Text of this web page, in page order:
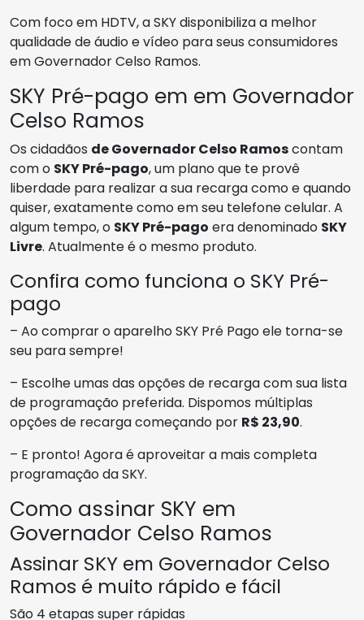
Com foco em HDTV, a SKY disponibiliza a melhor
qualidade de áudio e vídeo para seus consumidores
em Governador Celso Ramos.
SKY Pré-pago em em Governador
Celso Ramos
Os cidadãos de Governador Celso Ramoscontam
com o SKY Pré-pago, um plano que te provê
liberdade para realizar a sua recarga como e quando
quiser, exatamente como em seu telefone celular. A
algum tempo, o SKY Pré-pago era denominado SKY
Livre. Atualmente é o mesmo produto.
Confira como funciona o SKY Pré-
pago
– Ao comprar o aparelho SKY Pré Pago ele torna-se
seu para sempre!
– Escolhe umas das opções de recarga com sua lista
de programação preferida. Dispomos múltiplas
opções de recarga começando por R$ 23,90.
– E pronto! Agora é aproveitar a mais completa
programação da SKY.
Como assinar SKY em
Governador Celso Ramos
Assinar SKY em Governador Celso
Ramos é muito rápido e fácil
São 4 etapas super rápidas